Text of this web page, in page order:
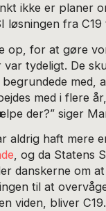
ikke er planer
løsningen fra C19
op, for at gøre
var tydeligt. De
med,
med i flere
der?” siger
aldrig haft mere
, og da Statens
danskerne om
til at
viden, bliver